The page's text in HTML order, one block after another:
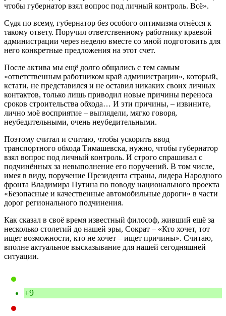
чтобы губернатор взял вопрос под личный контроль. Всё».
Судя по всему, губернатор без особого оптимизма отнёсся к
такому ответу. Поручил ответственному работнику краевой
администрации через неделю вместе со мной подготовить для
него конкретные предложения на этот счет.
После актива мы ещё долго общались с тем самым
«ответственным работником край администрации», который,
кстати, не представился и не оставил никаких своих личных
контактов, только лишь приводил новые причины переноса
сроков строительства обхода… И эти причины, – извините,
лично моё восприятие – выглядели, мягко говоря,
неубедительными, очень неубедительными.
Поэтому считал и считаю, чтобы ускорить ввод
транспортного обхода Тимашевска, нужно, чтобы губернатор
взял вопрос под личный контроль. И строго спрашивал с
подчинённых за невыполнение его поручений. В том числе,
имея в виду, поручение Президента страны, лидера Народного
фронта Владимира Путина по поводу национального проекта
«Безопасные и качественные автомобильные дороги» в части
дорог регионального подчинения.
Как сказал в своё время известный философ, живший ещё за
несколько столетий до нашей эры, Сократ – «Кто хочет, тот
ищет возможности, кто не хочет – ищет причины». Считаю,
вполне актуальное высказывание для нашей сегодняшней
ситуации.
+9